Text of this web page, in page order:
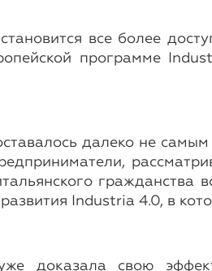
все более
программе
далеко не
гражданства
Industria 4.0, в
доказала свою